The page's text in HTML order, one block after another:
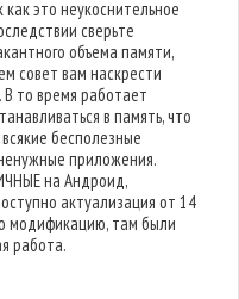
это неукоснительное
сверьте
объема памяти,
совет вам наскрести
то время работает
в память, что
бесполезные
приложения.
на Андроид,
актуализация от 14
модификацию, там были
работа.